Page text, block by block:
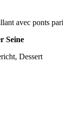
Seine
Dessert